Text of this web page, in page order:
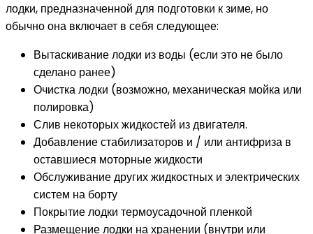
лодки, предназначенной для подготовки к зиме, но
обычно она включает в себя следующее:
Вытаскивание лодки из воды (если это не было
сделано ранее)
Очистка лодки (возможно, механическая мойка или
полировка)
Слив некоторых жидкостей из двигателя.
Добавление стабилизаторов и / или антифриза в
оставшиеся моторные жидкости
Обслуживание других жидкостных и электрических
систем на борту
Покрытие лодки термоусадочной пленкой
Размещение лодки на хранении (внутри или